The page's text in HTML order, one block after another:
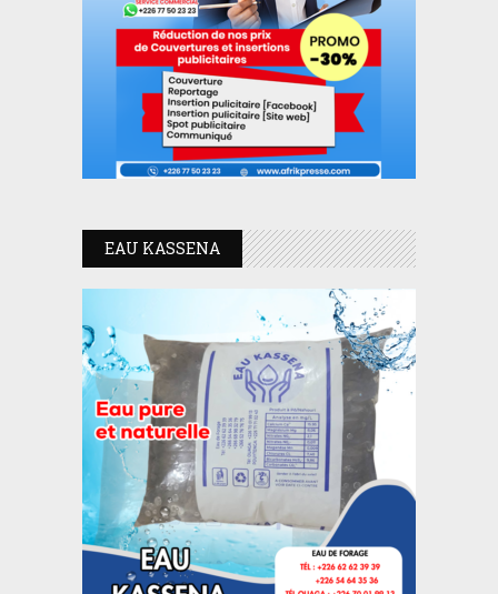
EAU KASSENA